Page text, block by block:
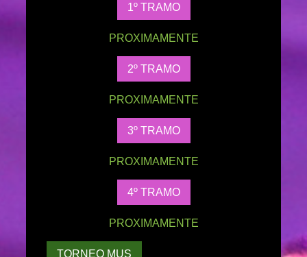
1º TRAMO
PROXIMAMENTE
2º TRAMO
PROXIMAMENTE
3º TRAMO
PROXIMAMENTE
4º TRAMO
PROXIMAMENTE
TORNEO MUS